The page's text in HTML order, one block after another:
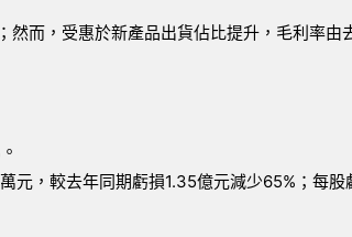
而，受惠於新產品出貨佔比提升，毛利率由
元，較去年同期虧損1.35億元減少65%；每股